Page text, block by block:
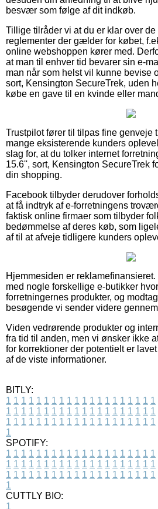
besvær som følge af dit indkøb.
Tillige tilråder vi at du er klar over
reglementer der gælder for købet,
online webshoppen kører med.
at man til enhver tid bevarer sin e-
man når som helst vil kunne bevise
sort, Kensington SecureTrek, uden
købe en gave til en kvinde eller
Trustpilot fører til tilpas fine genveje
mange eksisterende kunders
slag for, at du tolker internet
15.6'', sort, Kensington SecureTrek
din shopping.
Facebook tilbyder derudover
at få indtryk af e-forretningens
faktisk online firmaer som tilbyder
bedømmelse af deres køb, som
af til at afveje tidligere kunders
Hjemmesiden er
med nogle forskellige e-butikker
forretningernes produkter, og
besøgende vi sender videre
Viden vedrørende produkter og
fra tid til anden, men vi ønsker ikke
for korrektioner der potentielt er
af de viste informationer.
BITLY:
1 1 1 1 1 1 1 1 1 1 1 1 1 1 1 1 1 1 1 1
1 1 1 1 1 1 1 1 1 1 1 1 1 1 1 1 1 1 1 1
1 1 1 1 1 1 1 1 1 1 1 1 1 1 1 1 1 1 1 1
1
SPOTIFY:
1 1 1 1 1 1 1 1 1 1 1 1 1 1 1 1 1 1 1 1
1 1 1 1 1 1 1 1 1 1 1 1 1 1 1 1 1 1 1 1
1 1 1 1 1 1 1 1 1 1 1 1 1 1 1 1 1 1 1 1
1
CUTTLY BIO:
1